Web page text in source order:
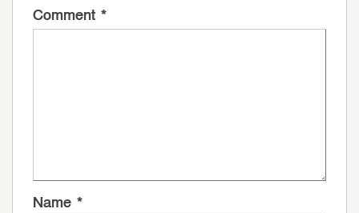
Comment *
Name *